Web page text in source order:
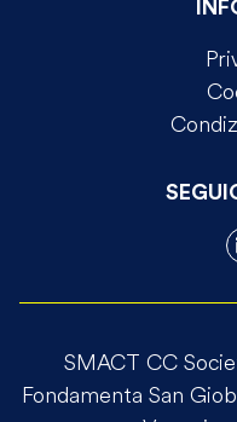
SMACT CC
Fondamenta San